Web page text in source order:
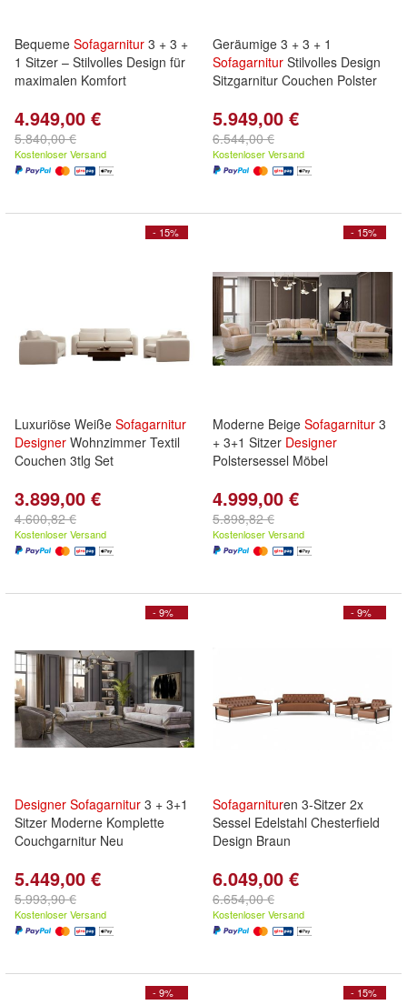
Bequeme Sofagarnitur 3 + 3 +
1 Sitzer – Stilvolles Design für
maximalen Komfort
4.949,00 €
5.840,00 €
Kostenloser Versand
Geräumige 3 + 3 + 1
Sofagarnitur Stilvolles Design
Sitzgarnitur Couchen Polster
5.949,00 €
6.544,00 €
Kostenloser Versand
- 15%
Luxuriöse Weiße Sofagarnitur
Designer Wohnzimmer Textil
Couchen 3tlg Set
3.899,00 €
4.600,82 €
Kostenloser Versand
- 15%
Moderne Beige Sofagarnitur 3
+ 3+1 Sitzer Designer
Polstersessel Möbel
4.999,00 €
5.898,82 €
Kostenloser Versand
- 9%
Designer Sofagarnitur 3 + 3+1
Sitzer Moderne Komplette
Couchgarnitur Neu
5.449,00 €
5.993,90 €
Kostenloser Versand
- 9%
Sofagarnituren 3-Sitzer 2x
Sessel Edelstahl Chesterfield
Design Braun
6.049,00 €
6.654,00 €
Kostenloser Versand
- 9% - 15%